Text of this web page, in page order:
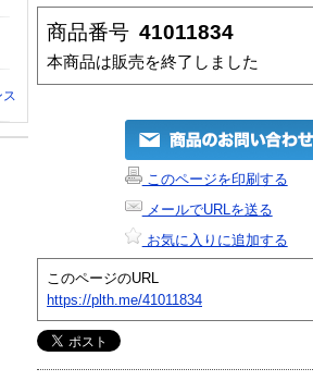
商品番号 41011834
本商品は販売を終了しました
このページを印刷する
メールでURLを送る
お気に入りに追加する
このページのURL
https://plth.me/41011834
ス